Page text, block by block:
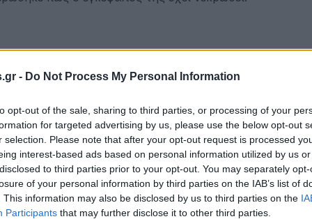
- Do Not Process My Personal Information
opt-out of the sale, sharing to third parties, or processing of your
for targeted advertising by us, please use the below opt-out
selection. Please note that after your opt-out request is processed
interest-based ads based on personal information utilized by us
to third parties prior to your opt-out. You may separately
of your personal information by third parties on the IAB’s list of
This information may also be disclosed by us to third parties on the
Participants that may further disclose it to other third parties.
27χρονης, Ιωάννα Παναγοπούλου, παραχώρησε
αγανάκτηση ζήτησε απαντήσεις. «Πως αυτό το
της εντατικής; Από κει και έπειτα το τι συνέβη
μπορούμε να το πούμε», είχε αναφέρει
έχει διατάξει κατεπείγουσα προκαταρκτική
και τυχόν λάθη και παραλείψεις του ιατρικού και
τομή στις 18 Μαΐου.